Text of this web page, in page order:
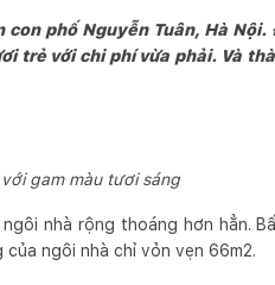
phố Nguyễn Tuân, Hà
trẻ với chi phí vừa phải. Và
gam màu tươi sáng
nhà rộng thoáng hơn hẳn.
ngôi nhà chỉ vỏn vẹn 66m2.